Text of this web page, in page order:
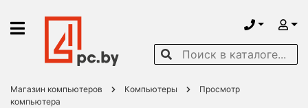
Магазин компьютеров Компьютеры
Просмотр
компьютера